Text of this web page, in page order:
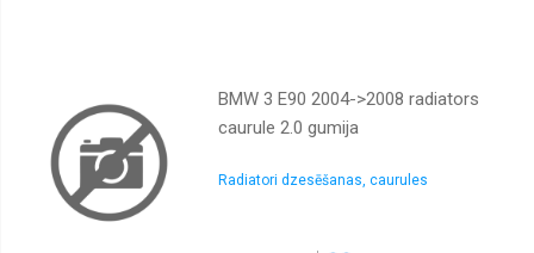
BMW 3 E90 2004->2008 radiators
caurule 2.0 gumija
Radiatori dzesēšanas, caurules